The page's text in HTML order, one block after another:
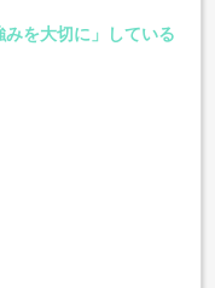
を大切に」している